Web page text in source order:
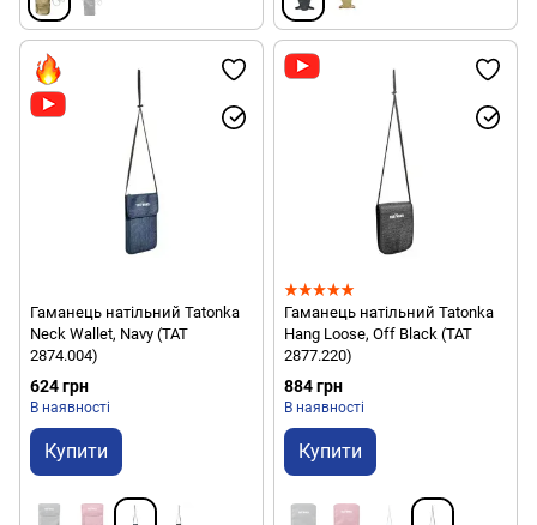
Гаманець натільний Tatonka
Neck Wallet, Navy (TAT
2874.004)
624 грн
В наявності
Купити
Гаманець натільний Tatonka
Hang Loose, Off Black (TAT
2877.220)
884 грн
В наявності
Купити